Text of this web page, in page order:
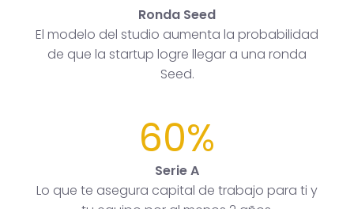
Ronda Seed
El modelo del studio aumenta la probabilidad
de que la startup logre llegar a una ronda
Seed.
60%
Serie A
Lo que te asegura capital de trabajo para ti y